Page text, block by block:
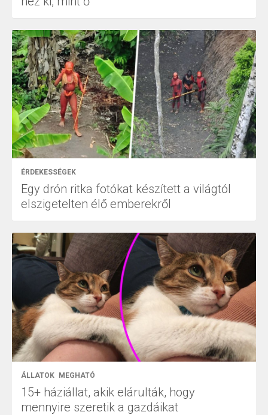
ÉRDEKESSÉGEK
Egy drón ritka fotókat készített a világtól
elszigetelten élő emberekről
ÁLLATOK MEGHATÓ
15+ háziállat, akik elárulták, hogy
mennyire szeretik a gazdáikat